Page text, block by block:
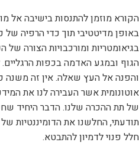
הקורא מוזמן להתנסות בישיבה אל
באופן מדיטטיבי תוך כדי הרפיה של
בגיאומטריות ומורכבויות הצורה
הגוף ובמגע האדמה בכפות
והפנה אל העץ שאלה. אין זה משנה
אוטונומית אשר העבירה לנו את
של תת ההכרה שלנו. הדבר היחיד
תודעתי, החלשנו את הדומיננטיות
חלל פנוי לדמיון להתבטא.